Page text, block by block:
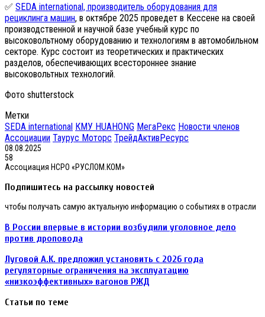
✅ SEDA international, производитель оборудования для
рециклинга машин, в октябре 2025 проведет в Кессене на своей
производственной и научной базе учебный курс по
высоковольтному оборудованию и технологиям в автомобильном
секторе. Курс состоит из теоретических и практических
разделов, обеспечивающих всестороннее знание
высоковольтных технологий.
Фото shutterstock
Метки
SEDA international КМУ HUAHONG МегаРекс Новости членов
Ассоциации Таурус Моторс ТрейдАктивРесурс
08.08.2025
58
Ассоциация НСРО «РУСЛОМ.КОМ»
Подпишитесь на рассылку новостей
чтобы получать самую актуальную информацию о событиях в отрасли
В
России
впервые
в
истории
возбудили
уголовное
против
В России впервые в истории возбудили уголовное дело
против дроповода
Луговой
А.К.
предложил
установить
2026
Луговой А.К. предложил установить с 2026 года
регуляторные ограничения на эксплуатацию
«низкоэффективных» вагонов РЖД
Статьи по теме